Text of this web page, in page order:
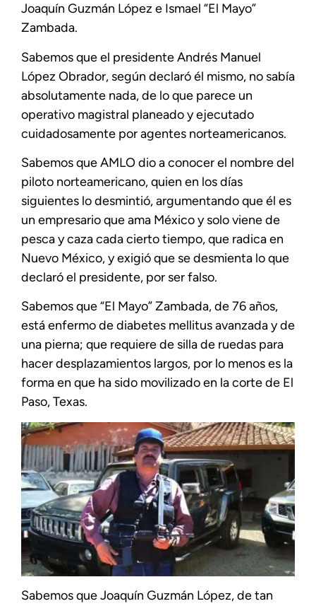
Joaquín Guzmán López e Ismael “El Mayo”
Zambada.
Sabemos que el presidente Andrés Manuel
López Obrador, según declaró él mismo, no sabía
absolutamente nada, de lo que parece un
operativo magistral planeado y ejecutado
cuidadosamente por agentes norteamericanos.
Sabemos que AMLO dio a conocer el nombre del
piloto norteamericano, quien en los días
siguientes lo desmintió, argumentando que él es
un empresario que ama México y solo viene de
pesca y caza cada cierto tiempo, que radica en
Nuevo México, y exigió que se desmienta lo que
declaró el presidente, por ser falso.
Sabemos que “El Mayo” Zambada, de 76 años,
está enfermo de diabetes mellitus avanzada y de
una pierna; que requiere de silla de ruedas para
hacer desplazamientos largos, por lo menos es la
forma en que ha sido movilizado en la corte de El
Paso, Texas.
Sabemos que Joaquín Guzmán López, de tan